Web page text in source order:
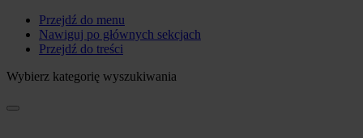
Przejdź do menu
Nawiguj po głównych sekcjach
Przejdź do treści
Wybierz kategorię wyszukiwania